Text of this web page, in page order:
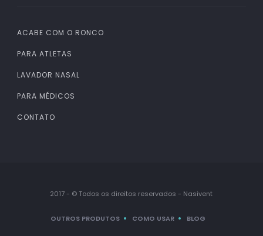
ACABE COM O RONCO
PARA ATLETAS
LAVADOR NASAL
PARA MÉDICOS
CONTATO
2017 - © Todos os direitos reservados - Nasivent
OUTROS PRODUTOS COMO USAR BLOG